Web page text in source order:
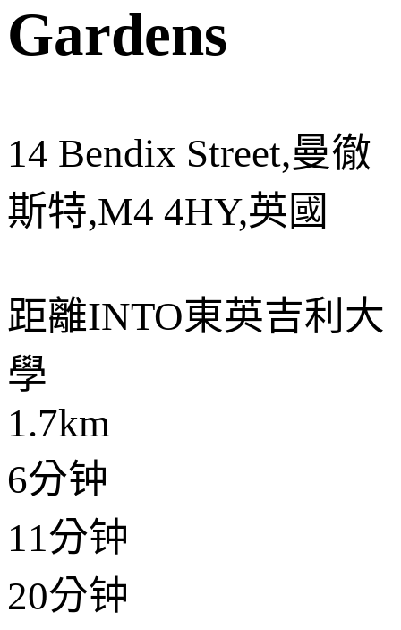
Gardens
14 Bendix Street,曼徹
斯特,M4 4HY,英國
距離INTO東英吉利大
學
1.7km
6分钟
11分钟
20分钟